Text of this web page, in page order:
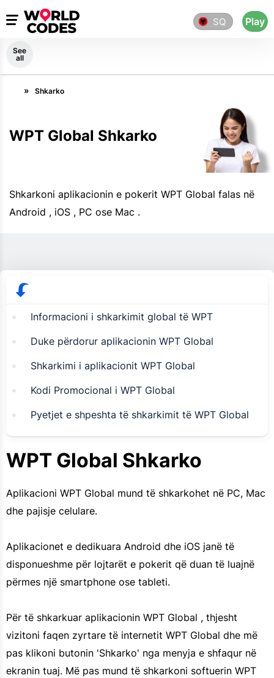
SQ Play
See
all
Shkarko
WPT Global Shkarko
Shkarkoni aplikacionin e pokerit WPT Global falas në
Android , iOS , PC ose Mac .
Informacioni i shkarkimit global të WPT
Duke përdorur aplikacionin WPT Global
Shkarkimi i aplikacionit WPT Global
Kodi Promocional i WPT Global
Pyetjet e shpeshta të shkarkimit të WPT Global
WPT Global Shkarko
Aplikacioni WPT Global mund të shkarkohet në PC, Mac
dhe pajisje celulare.
Aplikacionet e dedikuara Android dhe iOS janë të
disponueshme për lojtarët e pokerit që duan të luajnë
përmes një smartphone ose tableti.
Për të shkarkuar aplikacionin WPT Global , thjesht
vizitoni faqen zyrtare të internetit WPT Global dhe më
pas klikoni butonin 'Shkarko' nga menyja e shfaqur në
ekranin tuaj. Më pas mund të shkarkoni softuerin WPT